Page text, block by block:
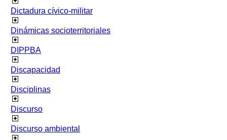
Dictadura cívico-militar
Dinámicas socioterritoriales
DIPPBA
Discapacidad
Disciplinas
Discurso
Discurso ambiental